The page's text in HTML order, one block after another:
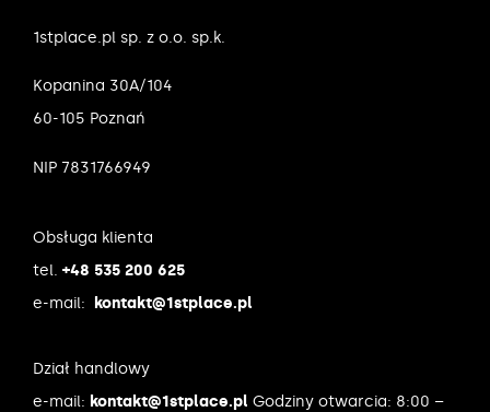
1stplace.pl sp. z o.o. sp.k.
Kopanina 30A/104
60-105 Poznań
NIP 7831766949
Obsługa klienta
tel. +48 535 200 625
e-mail:
kontakt@1stplace.pl
Dział handlowy
e-mail: kontakt@1stplace.pl Godziny otwarcia: 8:00 –